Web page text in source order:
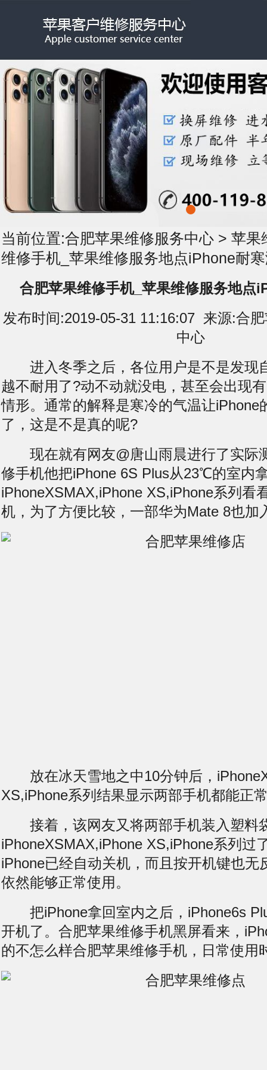
当前位置:合肥苹果维修服务中心 > 苹果
维修手机_苹果维修服务地点iPhone耐
合肥苹果维修手机_苹果维修服务地点
发布时间:2019-05-31 11:16:07 来源:合
中心
进入冬季之后，各位用户是不是发现
越不耐用了?动不动就没电，甚至会出现
情形。通常的解释是寒冷的气温让iPhone
了，这是不是真的呢?
现在就有网友@唐山雨晨进行了实际
修手机他把iPhone 6S Plus从23℃的室内
iPhoneXSMAX,iPhone XS,iPhone系列看
机，为了方便比较，一部华为Mate 8也加
放在冰天雪地之中10分钟后，
XS,iPhone系列结果显示两部手机都能正
接着，该网友又将两部手机装入塑料
iPhoneXSMAX,iPhone XS,iPhone系列过
iPhone已经自动关机，而且按开机键也无
依然能够正常使用。
把iPhone拿回室内之后，iPhone6s
开机了。合肥苹果维修手机黑屏看来，
的不怎么样合肥苹果维修手机，日常使用